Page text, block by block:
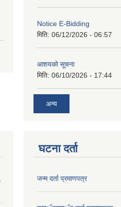
Notice E-Bidding
मिति: 06/12/2026 - 06:57
आशयको सूचना
मिति: 06/10/2026 - 17:44
अन्य
घटना दर्ता
जन्म दर्ता प्रमाणपत्र